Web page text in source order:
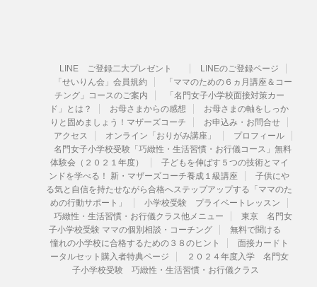
LINE ご登録二大プレゼント
LINEのご登録ページ
「せいりん会」会員規約
「ママのための６ヵ月講座＆コー
チング」コースのご案内
「名門女子小学校面接対策カー
ド」とは？
お母さまからの感想
お母さまの軸をしっか
りと固めましょう！マザーズコーチ
お申込み・お問合せ
アクセス
オンライン「おりがみ講座」
プロフィール
名門女子小学校受験「巧緻性・生活習慣・お行儀コース」無料
体験会（２０２１年度）
子どもを伸ばす５つの技術とマイ
ンドを学べる！ 新・マザーズコーチ養成１級講座
子供にや
る気と自信を持たせながら合格へステップアップする「ママのた
めの行動サポート」
小学校受験 プライベートレッスン
巧緻性・生活習慣・お行儀クラス他メニュー
東京 名門女
子小学校受験 ママの個別相談・コーチング
無料で聞ける
憧れの小学校に合格するための３８のヒント
面接カードト
ータルセット購入者特典ページ
２０２４年度入学 名門女
子小学校受験 巧緻性・生活習慣・お行儀クラス